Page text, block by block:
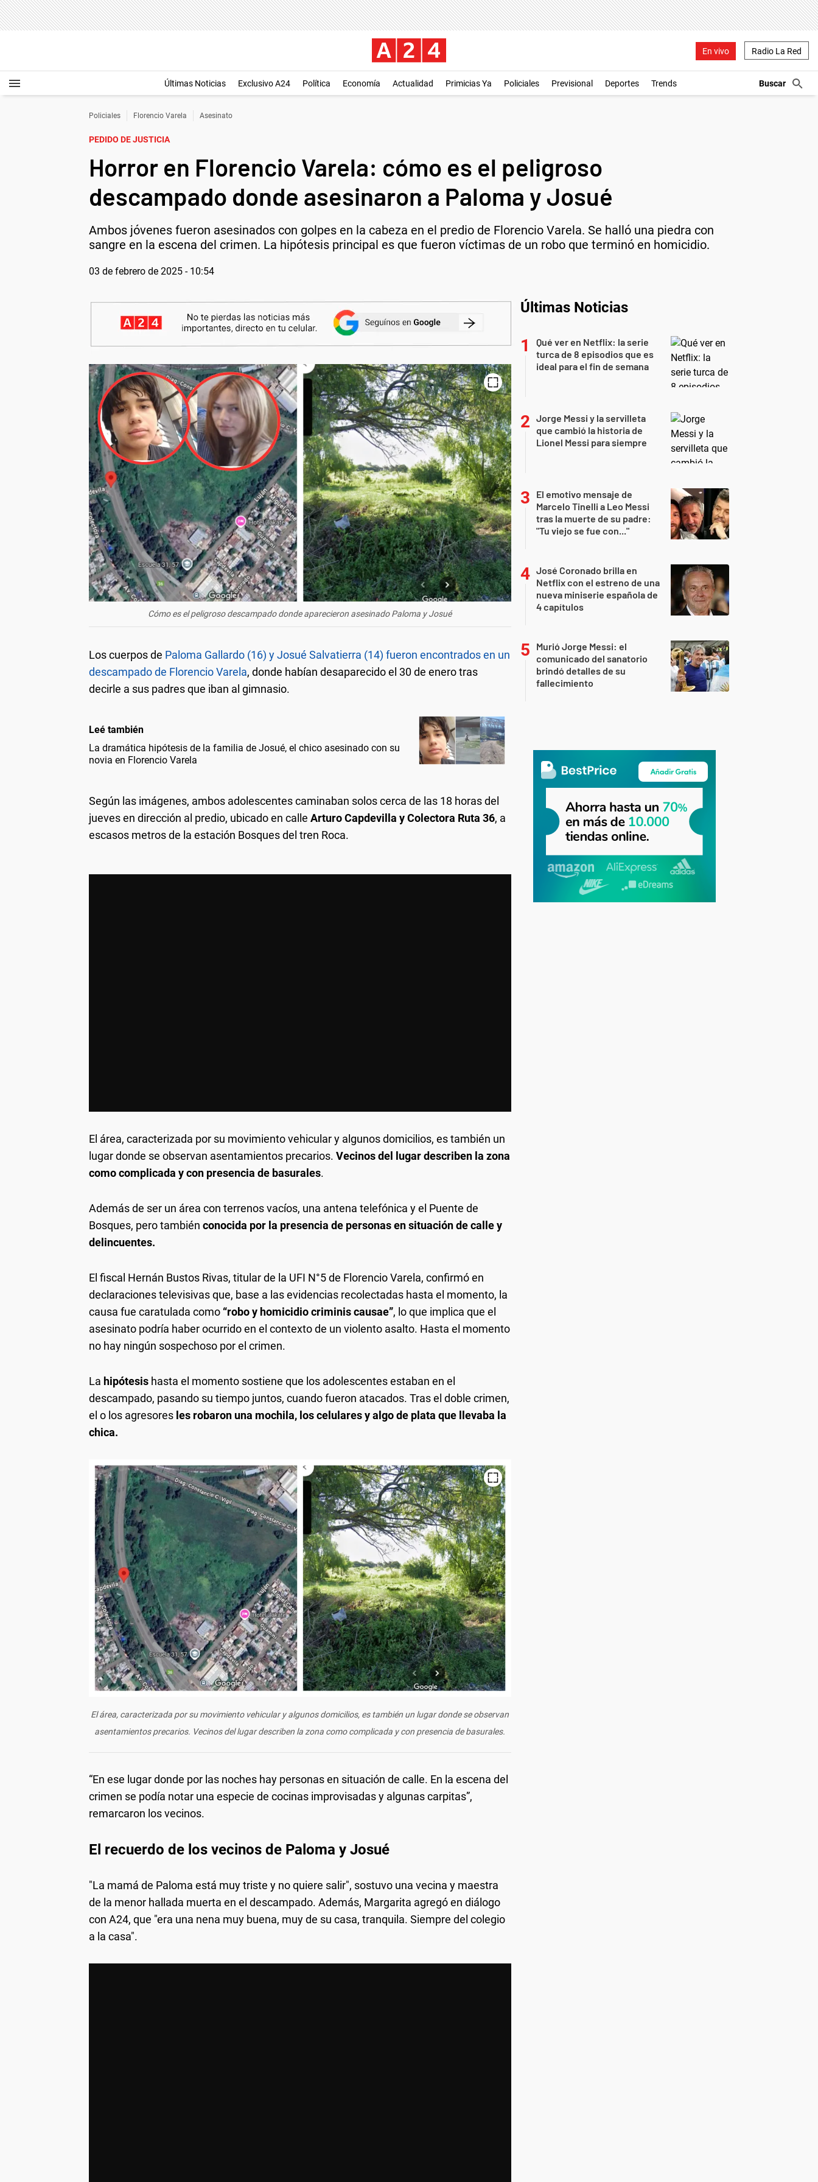
En vivo Radio La Red
Últimas Noticias Exclusivo A24 Política Economía Actualidad Primicias Ya Policiales Previsional Deportes Trends
Policiales Florencio Varela Asesinato
PEDIDO DE JUSTICIA
Horror en Florencio Varela: cómo es el peligroso
descampado donde asesinaron a Paloma y Josué
Ambos jóvenes fueron asesinados con golpes en la cabeza en el predio de Florencio Varela. Se halló una piedra con
sangre en la escena del crimen. La hipótesis principal es que fueron víctimas de un robo que terminó en homicidio.
03 de febrero de 2025 - 10:54
Cómo es el peligroso descampado donde aparecieron asesinado Paloma y Josué
Los cuerpos de Paloma Gallardo (16) y Josué Salvatierra (14) fueron encontrados en un
descampado de Florencio Varela, donde habían desaparecido el 30 de enero tras
decirle a sus padres que iban al gimnasio.
Leé también
La dramática hipótesis de la familia de Josué, el chico asesinado con su
novia en Florencio Varela
Según las imágenes, ambos adolescentes caminaban solos cerca de las 18 horas del
jueves en dirección al predio, ubicado en calle Arturo Capdevilla y Colectora Ruta 36, a
escasos metros de la estación Bosques del tren Roca.
El área, caracterizada por su movimiento vehicular y algunos domicilios, es también un
lugar donde se observan asentamientos precarios. Vecinos del lugar describen la zona
como complicada y con presencia de basurales.
Además de ser un área con terrenos vacíos, una antena telefónica y el Puente de
Bosques, pero también conocida por la presencia de personas en situación de calle y
delincuentes.
El fiscal Hernán Bustos Rivas, titular de la UFI N°5 de Florencio Varela, confirmó en
declaraciones televisivas que, base a las evidencias recolectadas hasta el momento, la
causa fue caratulada como “robo y homicidio criminis causae”, lo que implica que el
asesinato podría haber ocurrido en el contexto de un violento asalto. Hasta el momento
no hay ningún sospechoso por el crimen.
La hipótesis hasta el momento sostiene que los adolescentes estaban en el
descampado, pasando su tiempo juntos, cuando fueron atacados. Tras el doble crimen,
el o los agresores les robaron una mochila, los celulares y algo de plata que llevaba la
chica.
El área, caracterizada por su movimiento vehicular y algunos domicilios, es también un lugar donde se observan
asentamientos precarios. Vecinos del lugar describen la zona como complicada y con presencia de basurales.
“En ese lugar donde por las noches hay personas en situación de calle. En la escena del
crimen se podía notar una especie de cocinas improvisadas y algunas carpitas”,
remarcaron los vecinos.
El recuerdo de los vecinos de Paloma y Josué
"La mamá de Paloma está muy triste y no quiere salir", sostuvo una vecina y maestra
de la menor hallada muerta en el descampado. Además, Margarita agregó en diálogo
con A24, que "era una nena muy buena, muy de su casa, tranquila. Siempre del colegio
a la casa".
Últimas Noticias
Qué ver en Netflix: la serie
turca de 8 episodios que es
ideal para el fin de semana
Jorge Messi y la servilleta
que cambió la historia de
Lionel Messi para siempre
El emotivo mensaje de
Marcelo Tinelli a Leo Messi
tras la muerte de su padre:
"Tu viejo se fue con..."
José Coronado brilla en
Netflix con el estreno de una
nueva miniserie española de
4 capítulos
Murió Jorge Messi: el
comunicado del sanatorio
brindó detalles de su
fallecimiento